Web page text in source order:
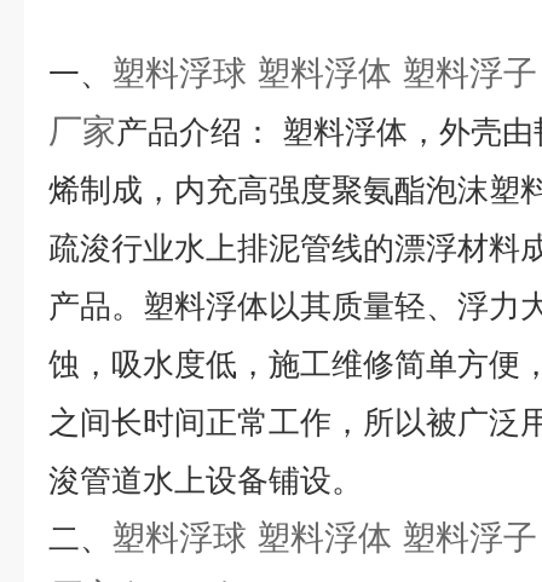
一、 塑料浮球 塑料浮体 塑料浮
厂家产品介绍 ： 塑料浮体，外壳
烯制成，内充高强度聚氨酯泡沫塑
疏浚行业水上排泥管线的漂浮材料
产品。塑料浮体以其质量轻、浮力
蚀，吸水度低，施工维修简单方便
之间长时间正常工作，所以被广泛
浚管道水上设备铺设。
二、 塑料浮球 塑料浮体 塑料浮